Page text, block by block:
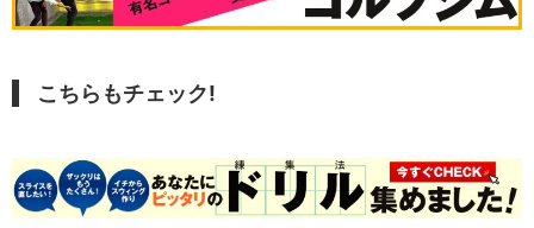
こちらもチェック!